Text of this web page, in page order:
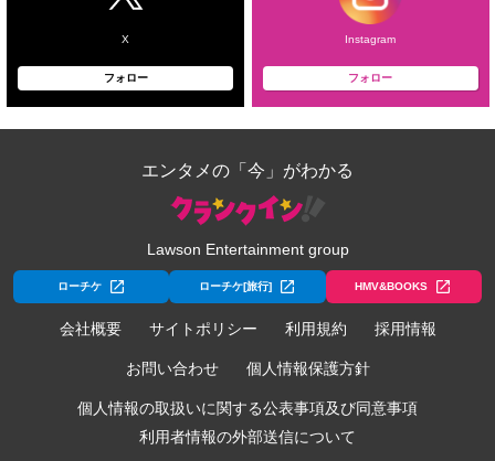
X
フォロー
Instagram
フォロー
エンタメの「今」がわかる
Lawson Entertainment group
ローチケ ローチケ[旅行] HMV&BOOKS
会社概要 サイトポリシー 利用規約 採用情報
お問い合わせ 個人情報保護方針
個人情報の取扱いに関する公表事項及び同意事項
利用者情報の外部送信について